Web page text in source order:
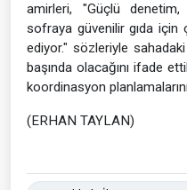
amirleri, "Güçlü
sofraya güvenilir gıda için
ediyor." sözleriyle
başında olacağını ifade
koordinasyon
(ERHAN TAYLAN)